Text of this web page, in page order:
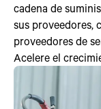
cadena de
sus proveedores,
proveedores de
Acelere el